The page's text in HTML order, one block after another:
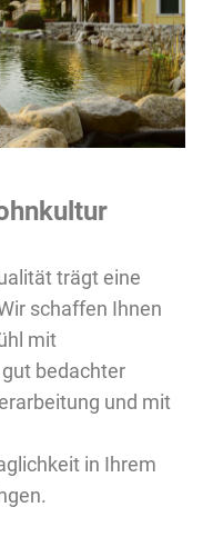
trägt eine
schaffen Ihnen
mit
bedachter
und mit
in Ihrem